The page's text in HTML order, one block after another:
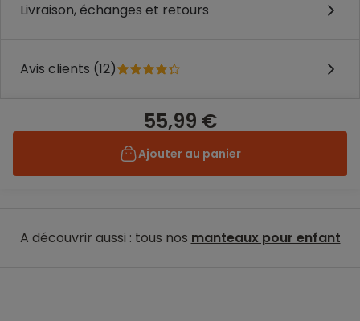
Livraison, échanges et retours
Avis clients (12)
55,99 €
Ajouter au panier
A découvrir aussi : tous nos manteaux pour enfant